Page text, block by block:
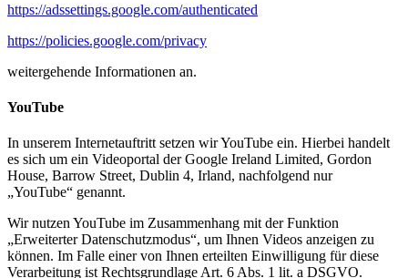
https://adssettings.google.com/authenticated
https://policies.google.com/privacy
weitergehende Informationen an.
YouTube
In unserem Internetauftritt setzen wir YouTube ein. Hierbei handelt
es sich um ein Videoportal der Google Ireland Limited, Gordon
House, Barrow Street, Dublin 4, Irland, nachfolgend nur
„YouTube“ genannt.
Wir nutzen YouTube im Zusammenhang mit der Funktion
„Erweiterter Datenschutzmodus“, um Ihnen Videos anzeigen zu
können. Im Falle einer von Ihnen erteilten Einwilligung für diese
Verarbeitung ist Rechtsgrundlage Art. 6 Abs. 1 lit. a DSGVO.